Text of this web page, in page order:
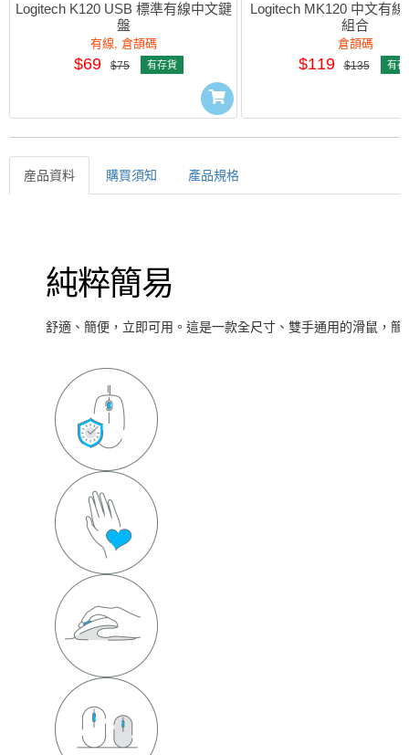
Logitech K120 USB 標準有線中文鍵
盤
有線, 倉頡碼
$69 $75 有存貨
Logitech MK120 中文有
組合
倉頡碼
$119 $135 有存
産品資料 購買須知 產品規格
純粹簡易
舒適、簡便，立即可用。這是一款全尺寸、雙手通用的滑鼠，